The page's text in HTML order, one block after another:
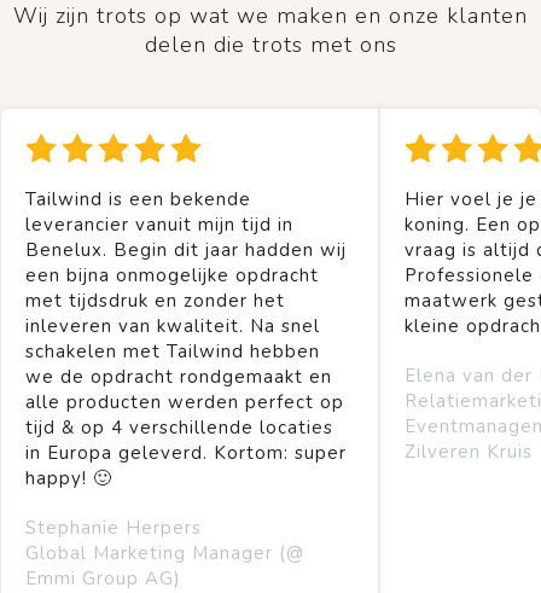
Wij zijn trots op wat we maken en onze klanten
delen die trots met ons
Tailwind is een bekende
leverancier vanuit mijn tijd in
Benelux. Begin dit jaar hadden wij
een bijna onmogelijke opdracht
met tijdsdruk en zonder het
inleveren van kwaliteit. Na snel
schakelen met Tailwind hebben
we de opdracht rondgemaakt en
alle producten werden perfect op
tijd & op 4 verschillende locaties
in Europa geleverd. Kortom: super
happy! 🙂
Stephanie Herpers
Global Marketing Manager (@
Emmi Group AG)
Hier voel je
koning. Een
vraag is altijd
Professionele
maatwerk
kleine
Elena van der
Zilveren Kruis